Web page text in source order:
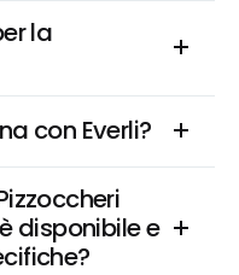
la
con Everli?
disponibile e